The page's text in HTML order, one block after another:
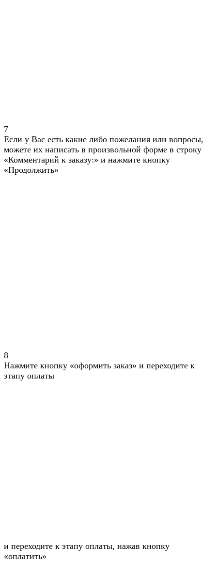
7
Если у Вас есть какие либо пожелания или вопросы,
можете их написать в произвольной форме в строку
«Комментарий к заказу:» и нажмите кнопку
«Продолжить»
8
Нажмите кнопку «оформить заказ» и переходите к
этапу оплаты
и переходите к этапу оплаты, нажав кнопку
«оплатить»